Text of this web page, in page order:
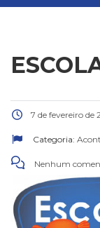
7 de fevereiro de
Categoria:
Nenhum